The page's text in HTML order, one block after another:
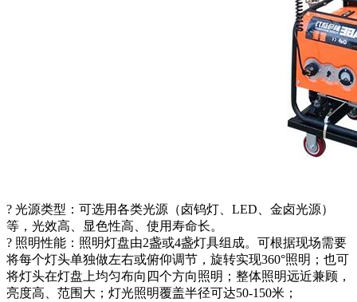
? 光源类型：可选用各类光源（卤钨灯、LED、金卤光源）
等，光效高、显色性高、使用寿命长。
? 照明性能：照明灯盘由2盏或4盏灯具组成。可根据现场需要
将每个灯头单独做左右或俯仰调节，旋转实现360°照明；也可
将灯头在灯盘上均匀布向四个方向照明；整体照明远近兼顾，
亮度高、范围大；灯光照明覆盖半径可达50-150米；